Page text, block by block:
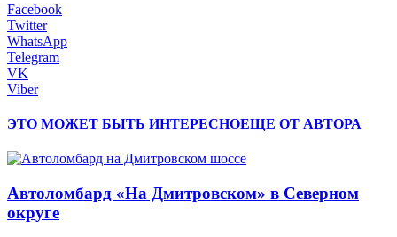
Facebook
Twitter
WhatsApp
Telegram
VK
Viber
ЭТО МОЖЕТ БЫТЬ ИНТЕРЕСНОЕЩЕ ОТ АВТОРА
Автоломбард «На Дмитровском» в Северном
округе